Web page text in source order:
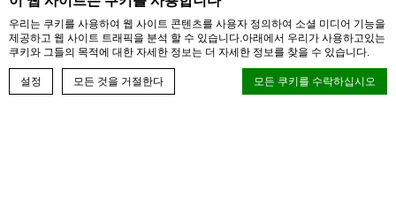
우리는 쿠키를 사용하여 웹 사이트 콘텐츠를 사용자 정의하여 소셜 미디어 기능을
제공하고 웹 사이트 트래픽을 분석 할 수 있습니다.아래에서 우리가 사용하고있는
쿠키와 그들의 목적에 대한 자세한 정보는 더 자세한 정보를 찾을 수 있습니다.
설정 모든 것을 거절한다 모든 쿠키를 수락하십시오
객실예약하기